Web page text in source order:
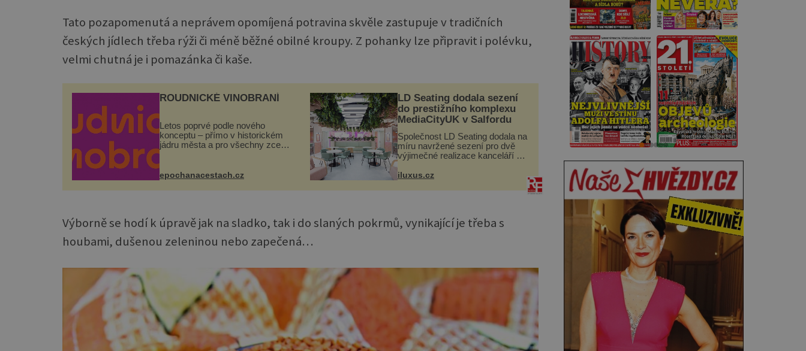
Tato pozapomenutá a neprávem opomíjená potravina skvěle zastupuje v tradičních
českých jídlech třeba rýži či méně běžné obilné kroupy. Z pohanky lze připravit i polévku,
velmi chutná je i pomazánka či kaše.
ROUDNICKÉ VINOBRANÍ
Letos poprvé podle nového
konceptu – přímo v historickém
jádru města a pro všechny zcela
náměstí. Návštěvníci se mohou
těšit na víno, burčák, pes...
epochanacestach.cz
LD Seating dodala sezení
do prestižního komplexu
MediaCityUK v Salfordu
Společnost LD Seating dodala na
míru navržené sezení pro dvě
výjimečné realizace kanceláří v
Salfordu – konkrétně do budov
Komplex budov Media...
iluxus.cz
Výborně se hodí k úpravě jak na sladko, tak i do slaných pokrmů, vynikající je třeba s
houbami, dušenou zeleninou nebo zapečená…